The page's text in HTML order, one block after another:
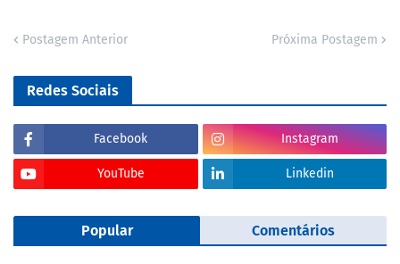
Postagem Anterior Próxima Postagem
Redes Sociais
Facebook Instagram
YouTube Linkedin
Popular Comentários